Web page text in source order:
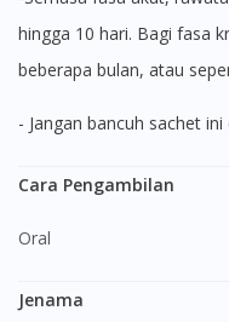
hingga 10 hari. Bagi fasa
beberapa bulan, atau
- Jangan bancuh sachet
Cara Pengambilan
Oral
Jenama